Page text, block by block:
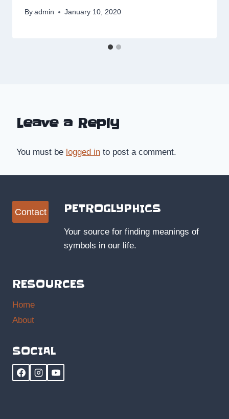
By admin January 10, 2020
Leave a Reply
You must be logged in to post a comment.
Contact PETROGLYPHICS
Your source for finding meanings of
symbols in our life.
RESOURCES
Home
About
SOCIAL